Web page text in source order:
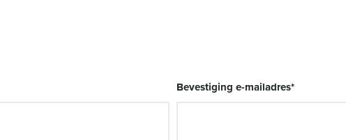
Bevestiging e-mailadres*